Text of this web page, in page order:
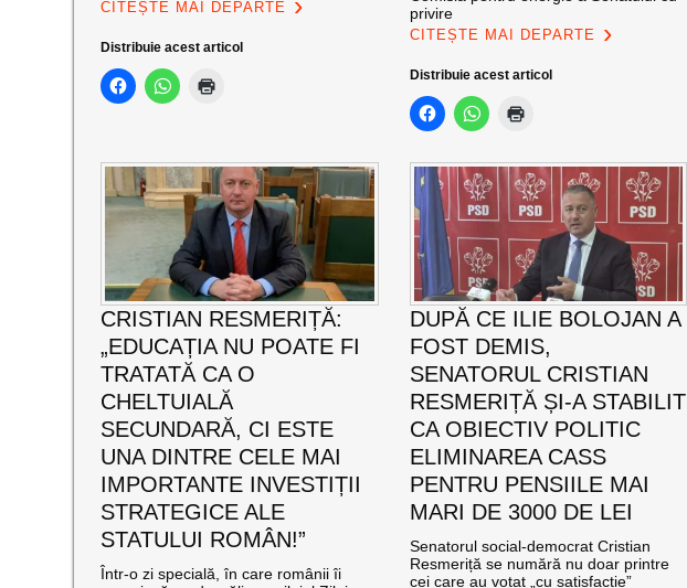
CITEȘTE MAI DEPARTE
Distribuie acest articol
privire
CITEȘTE MAI DEPARTE
Distribuie acest articol
CRISTIAN RESMERIȚĂ:
„EDUCAȚIA NU POATE FI
TRATATĂ CA O
CHELTUIALĂ
SECUNDARĂ, CI ESTE
UNA DINTRE CELE MAI
IMPORTANTE INVESTIȚII
STRATEGICE ALE
STATULUI ROMÂN!”
Într-o zi specială, în care românii îi
DUPĂ CE ILIE BOLOJAN A
FOST DEMIS,
SENATORUL CRISTIAN
RESMERIȚĂ ȘI-A STABILIT
CA OBIECTIV POLITIC
ELIMINAREA CASS
PENTRU PENSIILE MAI
MARI DE 3000 DE LEI
Senatorul social-democrat Cristian
Resmeriță se numără nu doar printre
cei care au votat „cu satisfacție”